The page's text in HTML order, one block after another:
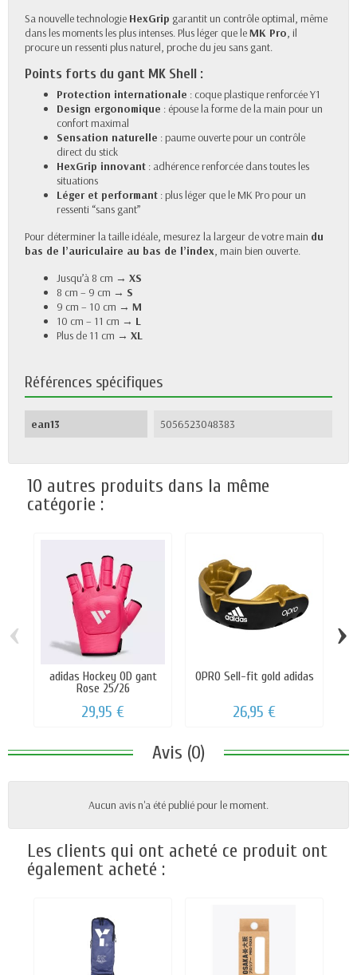
Sa nouvelle technologie HexGrip garantit un contrôle optimal, même
dans les moments les plus intenses. Plus léger que leMK Pro, il
procure un ressenti plus naturel, proche du jeu sans gant.
Points forts du gant MK Shell :
Protection internationale : coque plastique renforcée Y1
Design ergonomique : épouse la forme de la main pour un
confort maximal
Sensation naturelle : paume ouverte pour un contrôle
direct du stick
HexGrip innovant : adhérence renforcée dans toutes les
situations
Léger et performant : plus léger que le MK Pro pour un
ressenti “sans gant”
Pour déterminer la taille idéale, mesurez la largeur de votre main du
bas de l’auriculaire au bas de l’index, main bien ouverte.
Jusqu’à 8 cm → XS
8 cm – 9 cm → S
9 cm – 10 cm → M
10 cm – 11 cm → L
Plus de 11 cm → XL
Références spécifiques
ean13 5056523048383
10 autres produits dans la même
catégorie :
adidas Hockey OD gant
Rose 25/26
29,95 €
OPRO Sell-fit gold adidas
26,95 €
‹ ›
Avis (0)
Aucun avis n'a été publié pour le moment.
Les clients qui ont acheté ce produit ont
également acheté :